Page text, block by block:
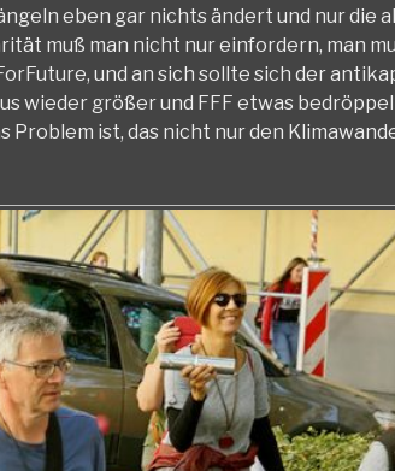
eben gar nichts ändert und nur die
muß man nicht nur einfordern, man
und an sich sollte sich der
wieder größer und FFF etwas
Problem ist, das nicht nur den